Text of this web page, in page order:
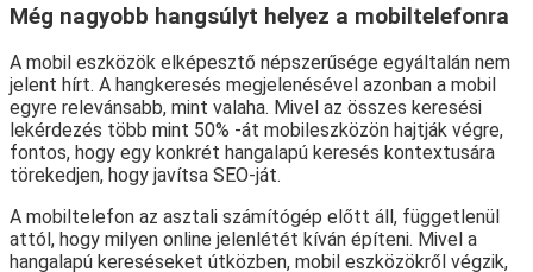
Még nagyobb hangsúlyt helyez a mobiltelefonra
A mobil eszközök elképesztő népszerűsége egyáltalán nem
jelent hírt. A hangkeresés megjelenésével azonban a mobil
egyre relevánsabb, mint valaha. Mivel az összes keresési
lekérdezés több mint 50% -át mobileszközön hajtják végre,
fontos, hogy egy konkrét hangalapú keresés kontextusára
törekedjen, hogy javítsa SEO-ját.
A mobiltelefon az asztali számítógép előtt áll, függetlenül
attól, hogy milyen online jelenlétét kíván építeni. Mivel a
hangalapú kereséseket útközben, mobil eszközökről végzik,